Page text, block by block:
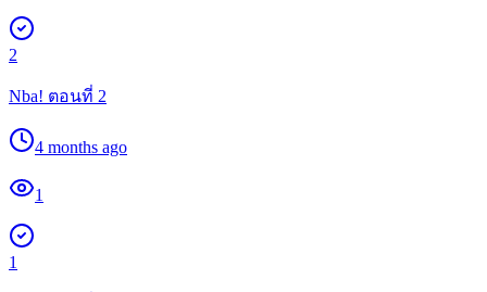
2
Nba! ตอนที่ 2
4 months ago
1
1